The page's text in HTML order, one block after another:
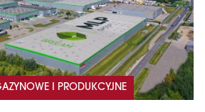
I PRODUKCYJNE
w tym wydaniu
arrow_forward
Zamów teraz!